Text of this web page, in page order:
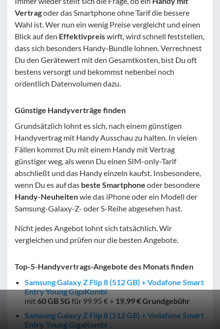
Vertragoder das Smartphone ohne Tarif die bessere
Wahl ist. Wer nun ein wenig Preise vergleicht und einen
Blick auf den Effektivpreiswirft, wird schnell feststellen,
dass sich besonders Handy-Bundle lohnen. Verrechnest
Du den Gerätewert mit den Gesamtkosten, bist Du oft
bestens versorgt und bekommst nebenbei noch
ordentlich Datenvolumen dazu.
Günstige Handyverträge finden
Grundsätzlich lohnt es sich, nach einem günstigen
Handyvertrag mit Handy Ausschau zu halten. In vielen
Fällen kommst Du mit einem Handy mit Vertrag
günstiger weg, als wenn Du einen SIM-only-Tarif
abschließt und das Handy einzeln kaufst. Insbesondere,
wenn Du es auf das beste Smartphone oder besondere
Handy-Neuheitenwie das iPhone oder ein Modell der
Samsung-Galaxy-Z- oder S-Reihe abgesehen hast.
Nicht jedes Angebot lohnt sich tatsächlich. Wir
vergleichen und prüfen nur die besten Angebote.
Top-5-Handyvertrags-Angebote des Monats finden
Samsung Galaxy Z Flip 8 (512 GB) + Vodafone Smart
Entry Young GigaKombi
mit60 GB 5G für 99,95 € + 19,99 € Grundgebühr
Samsung Galaxy Z Flip 8 (512 GB) + Vodafone Smart
Entry Young GigaKombi